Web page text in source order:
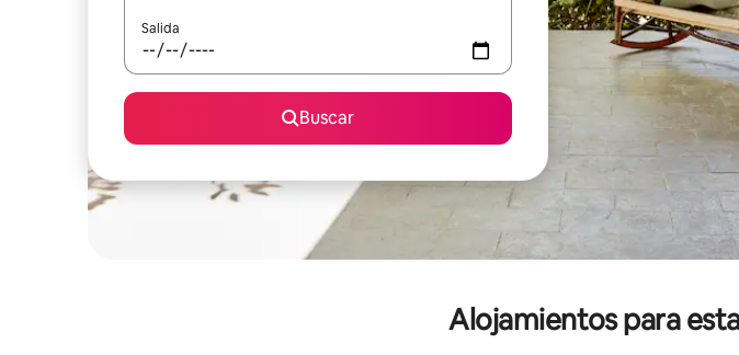
Salida
Buscar
Alojamientos para